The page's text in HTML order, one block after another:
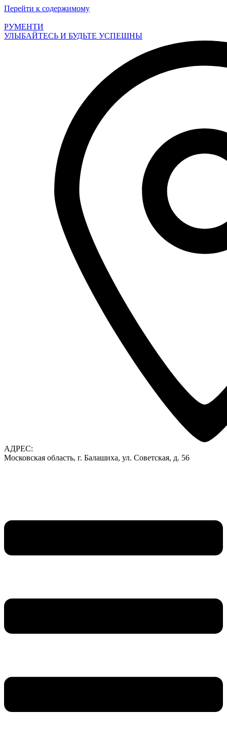
Перейти к содержимому
РУМЕНТИ
УЛЫБАЙТЕСЬ И БУДЬТЕ УСПЕШНЫ
АДРЕС:
Московская область, г. Балашиха, ул. Советская, д. 56